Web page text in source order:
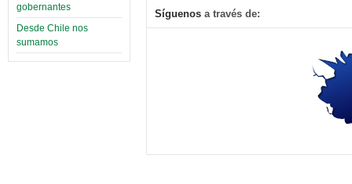
gobernantes
Desde Chile nos
sumamos
Síguenos a través de: